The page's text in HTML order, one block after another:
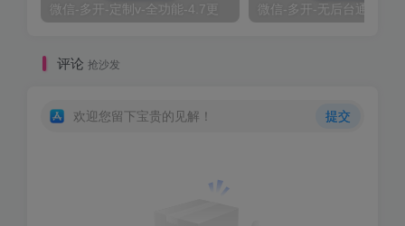
微信-多开-定制v-全功能-4.7更
评论 抢沙发
欢迎您留下宝贵的见解！ 提交